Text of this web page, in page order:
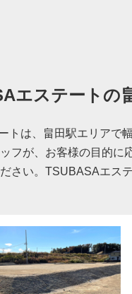
エステートの
トは、畠田駅エリアで
フが、お客様の目的
さい。TSUBASAエス